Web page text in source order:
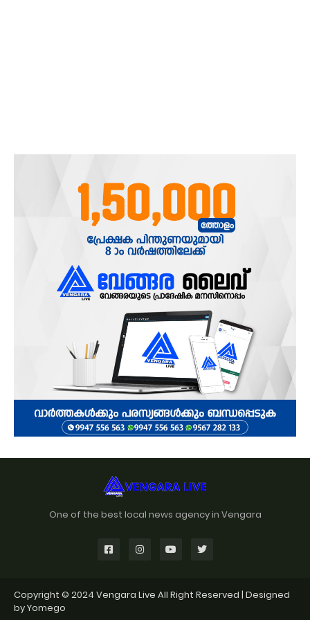
One of the best local news agency in Vengara
Copyright © 2024 Vengara Live All Right Reserved | Designed
byYomego